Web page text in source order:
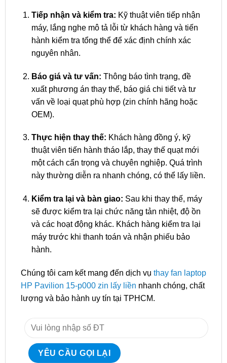
Tiếp nhận và kiểm tra: Kỹ thuật viên tiếp nhận
máy, lắng nghe mô tả lỗi từ khách hàng và tiến
hành kiểm tra tổng thể để xác định chính xác
nguyên nhân.
Báo giá và tư vấn: Thông báo tình trạng, đề
xuất phương án thay thế, báo giá chi tiết và tư
vấn về loại quạt phù hợp (zin chính hãng hoặc
OEM).
Thực hiện thay thế: Khách hàng đồng ý, kỹ
thuật viên tiến hành tháo lắp, thay thế quạt mới
một cách cẩn trọng và chuyên nghiệp. Quá trình
này thường diễn ra nhanh chóng, có thể lấy liền.
Kiểm tra lại và bàn giao: Sau khi thay thế, máy
sẽ được kiểm tra lại chức năng tản nhiệt, độ ồn
và các hoạt động khác. Khách hàng kiểm tra lại
máy trước khi thanh toán và nhận phiếu bảo
hành.
Chúng tôi cam kết mang đến dịch vụ thay fan laptop
HP Pavilion 15-p000 zin lấy liền nhanh chóng, chất
lượng và bảo hành uy tín tại TPHCM.